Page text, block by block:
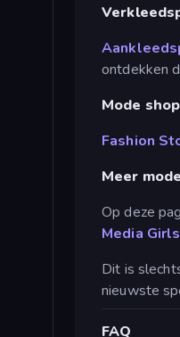
ontdekken
Mode
Fashion
Meer
Op deze
Media
Dit is
nieuwste
FAQ